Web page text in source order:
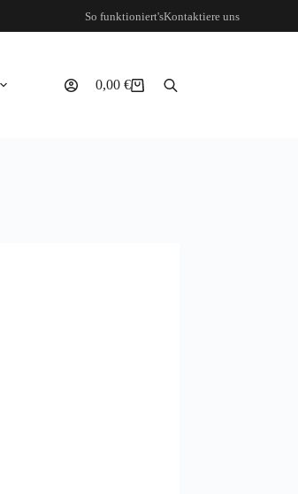
So funktioniert'sKontaktiere uns
Warenkorb
0,00 €